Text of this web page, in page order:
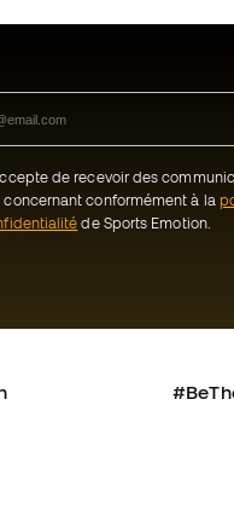
de recevoir des
concernant conformément à la
de Sports Emotion.